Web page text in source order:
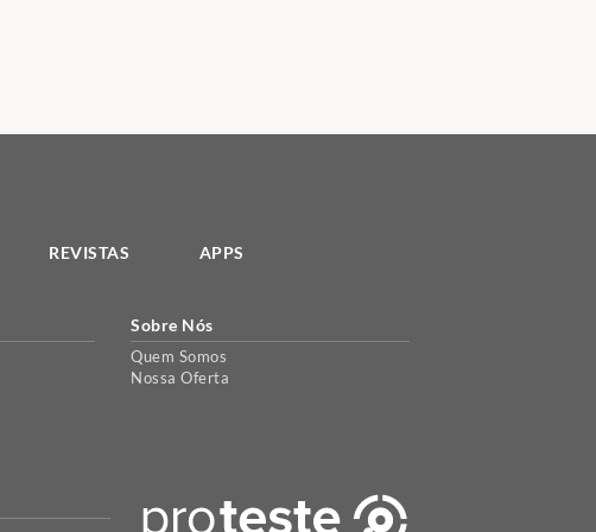
REVISTAS APPS
Sobre Nós
Quem Somos
Nossa Oferta